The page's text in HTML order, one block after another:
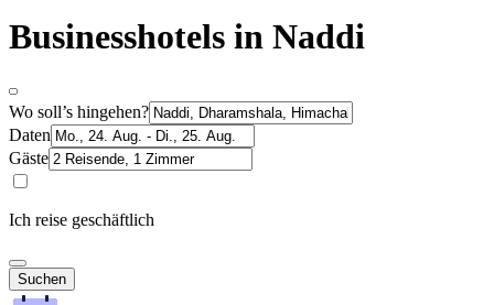
Businesshotels in Naddi
Wo soll’s hingehen?
Daten
Gäste
Ich reise geschäftlich
Suchen